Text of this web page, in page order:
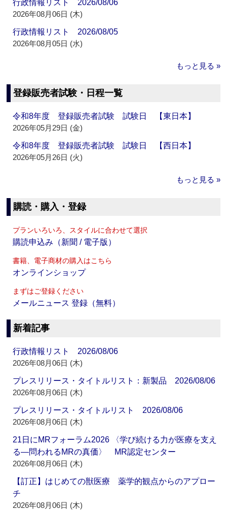
行政情報リスト 2026/08/06
2026年08月06日 (木)
行政情報リスト 2026/08/05
2026年08月05日 (水)
もっと見る »
登録販売者試験・日程一覧
令和8年度 登録販売者試験 試験日 【東日本】
2026年05月29日 (金)
令和8年度 登録販売者試験 試験日 【西日本】
2026年05月26日 (火)
もっと見る »
購読・購入・登録
プランいろいろ、スタイルに合わせて選択
購読申込み（新聞 / 電子版）
書籍、電子商材の購入はこちら
オンラインショップ
まずはご登録ください
メールニュース 登録（無料）
新着記事
行政情報リスト 2026/08/06
2026年08月06日 (木)
プレスリリース・タイトルリスト：新製品 2026/08/06
2026年08月06日 (木)
プレスリリース・タイトルリスト 2026/08/06
2026年08月06日 (木)
21日にMRフォーラム2026 〈学び続ける力が医療を支え
る―問われるMRの真価〉 MR認定センター
2026年08月06日 (木)
【訂正】はじめての獣医療 薬学的観点からのアプロー
チ
2026年08月06日 (木)